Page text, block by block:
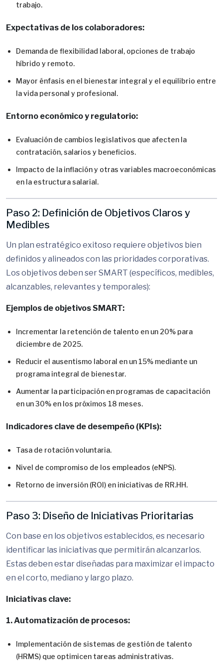
trabajo.
Expectativas de los colaboradores:
Demanda de flexibilidad laboral, opciones de trabajo
híbrido y remoto.
Mayor énfasis en el bienestar integral y el equilibrio entre
la vida personal y profesional.
Entorno económico y regulatorio:
Evaluación de cambios legislativos que afecten la
contratación, salarios y beneficios.
Impacto de la inflación y otras variables macroeconómicas
en la estructura salarial.
Paso 2: Definición de Objetivos Claros y
Medibles
Un plan estratégico exitoso requiere objetivos bien
definidos y alineados con las prioridades corporativas.
Los objetivos deben ser SMART (específicos, medibles,
alcanzables, relevantes y temporales):
Ejemplos de objetivos SMART:
Incrementar la retención de talento en un 20% para
diciembre de 2025.
Reducir el ausentismo laboral en un 15% mediante un
programa integral de bienestar.
Aumentar la participación en programas de capacitación
en un 30% en los próximos 18 meses.
Indicadores clave de desempeño (KPIs):
Tasa de rotación voluntaria.
Nivel de compromiso de los empleados (eNPS).
Retorno de inversión (ROI) en iniciativas de RR.HH.
Paso 3: Diseño de Iniciativas Prioritarias
Con base en los objetivos establecidos, es necesario
identificar las iniciativas que permitirán alcanzarlos.
Estas deben estar diseñadas para maximizar el impacto
en el corto, mediano y largo plazo.
Iniciativas clave:
1. Automatización de procesos:
Implementación de sistemas de gestión de talento
(HRMS) que optimicen tareas administrativas.